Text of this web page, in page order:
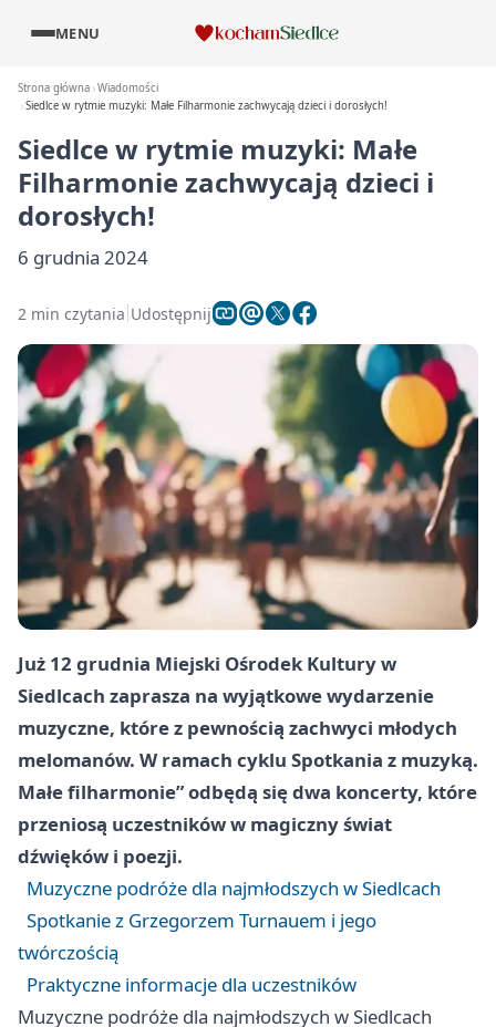
MENU
Strona główna Wiadomości
Siedlce w rytmie muzyki: Małe Filharmonie zachwycają dzieci i dorosłych!
Siedlce w rytmie muzyki: Małe
Filharmonie zachwycają dzieci i
dorosłych!
6 grudnia 2024
2 min czytania Udostępnij
Już 12 grudnia Miejski Ośrodek Kultury w
Siedlcach zaprasza na wyjątkowe wydarzenie
muzyczne, które z pewnością zachwyci młodych
melomanów. W ramach cyklu Spotkania z muzyką.
Małe filharmonie” odbędą się dwa koncerty, które
przeniosą uczestników w magiczny świat
dźwięków i poezji.
Muzyczne podróże dla najmłodszych w Siedlcach
Spotkanie z Grzegorzem Turnauem i jego
twórczością
Praktyczne informacje dla uczestników
Muzyczne podróże dla najmłodszych w Siedlcach